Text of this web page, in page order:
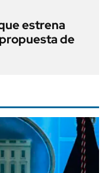
estrena
de